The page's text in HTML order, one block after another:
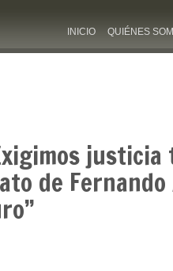
INICIO QUIÉNES
de